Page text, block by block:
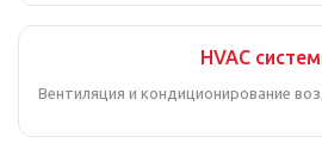
HVAC
Вентиляция и кондиционирование